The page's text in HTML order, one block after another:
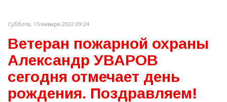
Суббота, 15 января 2022 09:24
Ветеран пожарной охраны
Александр УВАРОВ
сегодня отмечает день
рождения. Поздравляем!